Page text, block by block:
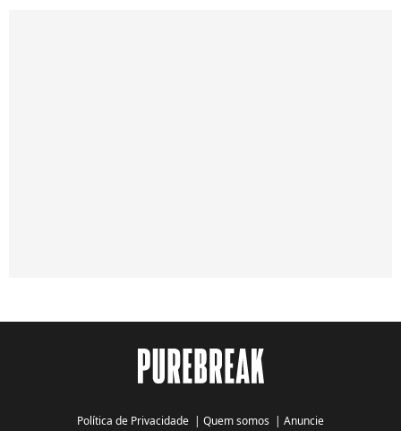
Política de Privacidade Quem somos Anuncie